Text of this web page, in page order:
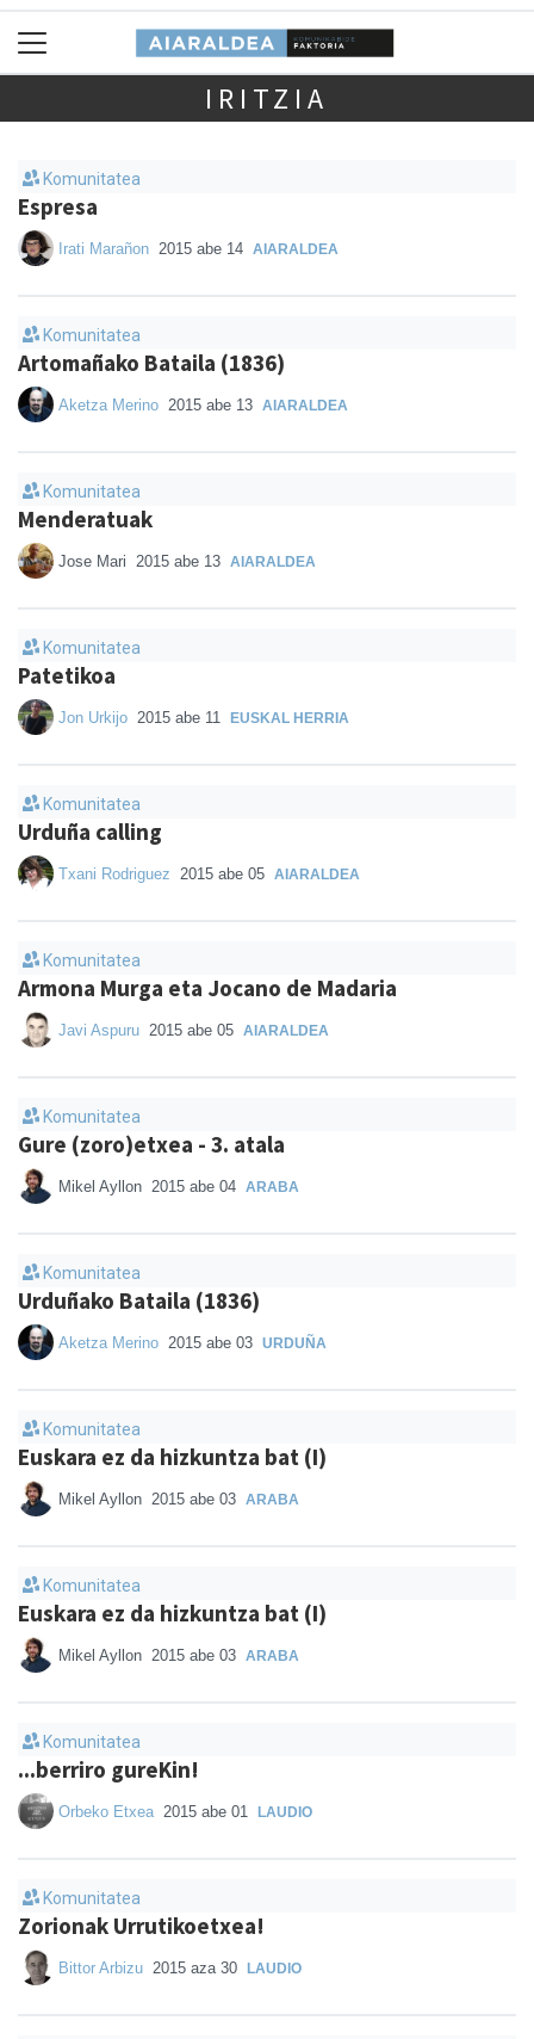
IRITZIA
Komunitatea
Espresa
Irati Marañon 2015 abe 14 AIARALDEA
Komunitatea
Artomañako Bataila (1836)
Aketza Merino 2015 abe 13 AIARALDEA
Komunitatea
Menderatuak
Jose Mari 2015 abe 13 AIARALDEA
Komunitatea
Patetikoa
Jon Urkijo 2015 abe 11 EUSKAL HERRIA
Komunitatea
Urduña calling
Txani Rodriguez 2015 abe 05 AIARALDEA
Komunitatea
Armona Murga eta Jocano de Madaria
Javi Aspuru 2015 abe 05 AIARALDEA
Komunitatea
Gure (zoro)etxea - 3. atala
Mikel Ayllon 2015 abe 04 ARABA
Komunitatea
Urduñako Bataila (1836)
Aketza Merino 2015 abe 03 URDUÑA
Komunitatea
Euskara ez da hizkuntza bat (I)
Mikel Ayllon 2015 abe 03 ARABA
Komunitatea
Euskara ez da hizkuntza bat (I)
Mikel Ayllon 2015 abe 03 ARABA
Komunitatea
...berriro gureKin!
Orbeko Etxea 2015 abe 01 LAUDIO
Komunitatea
Zorionak Urrutikoetxea!
Bittor Arbizu 2015 aza 30 LAUDIO